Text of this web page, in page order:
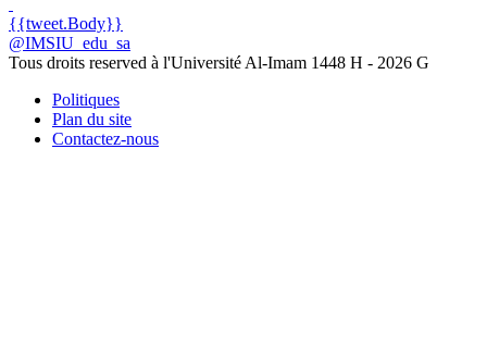
{{tweet.Body}}
@IMSIU_edu_sa
Tous droits reserved à l'Université Al-Imam 1448 H - 2026 G
Politiques
Plan du site
Contactez-nous